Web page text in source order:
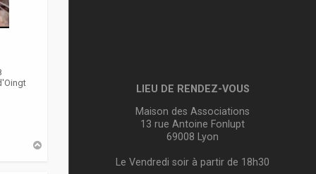
LIEU DE RENDEZ-VOUS
Maison des Associations
13 rue Antoine Fonlupt
69008 Lyon
Le Vendredi soir à partir de 18h30